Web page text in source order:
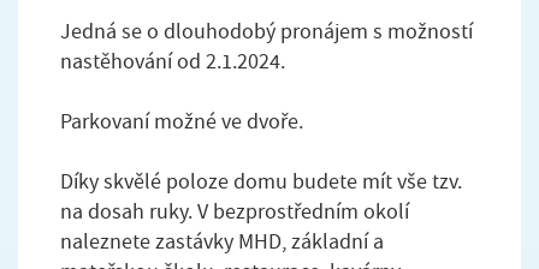
Jedná se o dlouhodobý pronájem s možností
nastěhování od 2.1.2024.
Parkovaní možné ve dvoře.
Díky skvělé poloze domu budete mít vše tzv.
na dosah ruky. V bezprostředním okolí
naleznete zastávky MHD, základní a